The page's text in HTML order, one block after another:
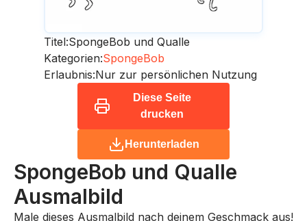
Titel:SpongeBob und Qualle
Kategorien:SpongeBob
Erlaubnis:Nur zur persönlichen Nutzung
Diese Seite
drucken
Herunterladen
SpongeBob und Qualle
Ausmalbild
Male dieses Ausmalbild nach deinem Geschmack aus!